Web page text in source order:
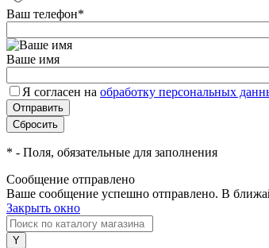
Ваш телефон*
Ваше имя
Я согласен на обработку персональных
* - Поля, обязательные для заполнения
Сообщение отправлено
Ваше сообщение успешно отправлено. В
Закрыть окно